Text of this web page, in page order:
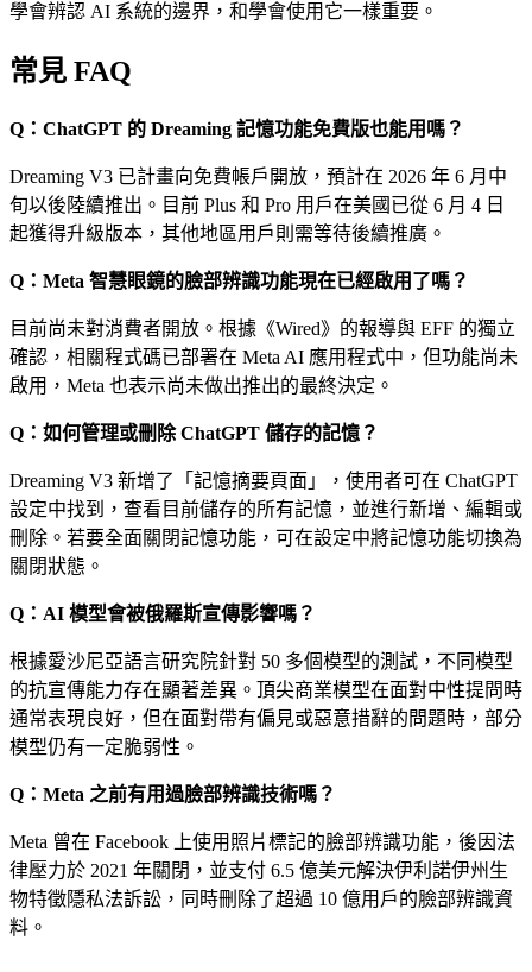
學會辨認 AI 系統的邊界，和學會使用它一樣重要。
常見 FAQ
Q：ChatGPT 的 Dreaming 記憶功能免費版也能用嗎？
Dreaming V3 已計畫向免費帳戶開放，預計在 2026 年 6 月中
旬以後陸續推出。目前 Plus 和 Pro 用戶在美國已從 6 月 4 日
起獲得升級版本，其他地區用戶則需等待後續推廣。
Q：Meta 智慧眼鏡的臉部辨識功能現在已經啟用了嗎？
目前尚未對消費者開放。根據《Wired》的報導與 EFF 的獨立
確認，相關程式碼已部署在 Meta AI 應用程式中，但功能尚未
啟用，Meta 也表示尚未做出推出的最終決定。
Q：如何管理或刪除 ChatGPT 儲存的記憶？
Dreaming V3 新增了「記憶摘要頁面」，使用者可在 ChatGPT
設定中找到，查看目前儲存的所有記憶，並進行新增、編輯或
刪除。若要全面關閉記憶功能，可在設定中將記憶功能切換為
關閉狀態。
Q：AI 模型會被俄羅斯宣傳影響嗎？
根據愛沙尼亞語言研究院針對 50 多個模型的測試，不同模型
的抗宣傳能力存在顯著差異。頂尖商業模型在面對中性提問時
通常表現良好，但在面對帶有偏見或惡意措辭的問題時，部分
模型仍有一定脆弱性。
Q：Meta 之前有用過臉部辨識技術嗎？
Meta 曾在 Facebook 上使用照片標記的臉部辨識功能，後因法
律壓力於 2021 年關閉，並支付 6.5 億美元解決伊利諾伊州生
物特徵隱私法訴訟，同時刪除了超過 10 億用戶的臉部辨識資
料。